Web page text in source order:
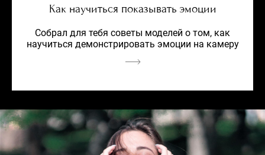
Как научиться показывать эмоции
Собрал для тебя советы моделей о том, как
научиться демонстрировать эмоции на камеру